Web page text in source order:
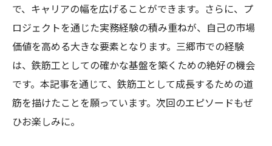
で、キャリアの幅を広げることができます。さらに、プ
ロジェクトを通じた実務経験の積み重ねが、自己の市場
価値を高める大きな要素となります。三郷市での経験
は、鉄筋工としての確かな基盤を築くための絶好の機会
です。本記事を通じて、鉄筋工として成長するための道
筋を描けたことを願っています。次回のエピソードもぜ
ひお楽しみに。